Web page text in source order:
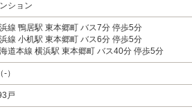
ション
線 鴨居駅 東本郷町 バス7分 停歩5分
線 小机駅 東本郷町 バス6分 停歩5分
道本線 横浜駅 東本郷町 バス40分 停歩5分
）
戸